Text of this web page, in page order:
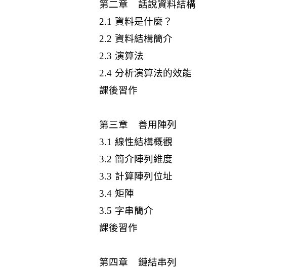
第二章 話說資料結構
2.1 資料是什麼？
2.2 資料結構簡介
2.3 演算法
2.4 分析演算法的效能
課後習作
第三章 善用陣列
3.1 線性結構概觀
3.2 簡介陣列維度
3.3 計算陣列位址
3.4 矩陣
3.5 字串簡介
課後習作
第四章 鏈結串列